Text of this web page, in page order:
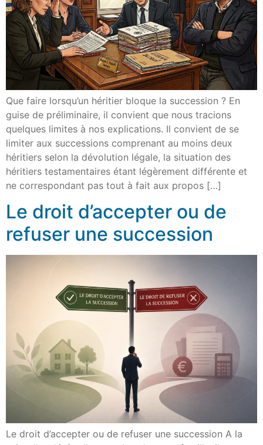
Que faire lorsqu’un héritier bloque la succession ? En
guise de préliminaire, il convient que nous tracions
quelques limites à nos explications. Il convient de se
limiter aux successions comprenant au moins deux
héritiers selon la dévolution légale, la situation des
héritiers testamentaires étant légèrement différente et
ne correspondant pas tout à fait aux propos […]
Le droit d’accepter ou de
refuser une succession
Le droit d’accepter ou de refuser une succession A la